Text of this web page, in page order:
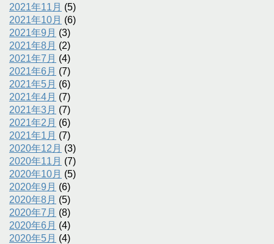
2021年11月 (5)
2021年10月 (6)
2021年9月 (3)
2021年8月 (2)
2021年7月 (4)
2021年6月 (7)
2021年5月 (6)
2021年4月 (7)
2021年3月 (7)
2021年2月 (6)
2021年1月 (7)
2020年12月 (3)
2020年11月 (7)
2020年10月 (5)
2020年9月 (6)
2020年8月 (5)
2020年7月 (8)
2020年6月 (4)
2020年5月 (4)